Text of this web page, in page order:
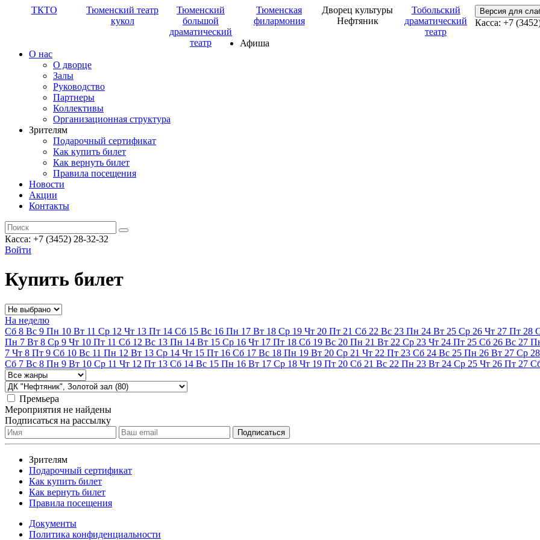
ТКТО
Тюменский театр
кукол
Тюменский
большой
драматический
театр
Тюменская
филармония
Дворец культуры
Нефтяник
Тобольский
драматический
театр
Версия для
Касса: +7
Афиша
О нас
О дворце
Залы
Руководство
Партнеры
Коллективы
Организационная структура
Зрителям
Подарочный сертификат
Как купить билет
Как вернуть билет
Правила посещения
Новости
Акции
Контакты
Касса: +7 (3452) 28-32-32
Войти
Купить билет
На неделю
Сб 8 Вс 9 Пн 10 Вт 11 Ср 12 Чт 13 Пт 14 Сб 15 Вс 16 Пн 17 Вт 18 Ср 19 Чт 20 Пт 21 Сб 22 Вс 23 Пн 24 Вт 25 Ср 26 Чт 27 Пт 28
Пн 7 Вт 8 Ср 9 Чт 10 Пт 11 Сб 12 Вс 13 Пн 14 Вт 15 Ср 16 Чт 17 Пт 18 Сб 19 Вс 20 Пн 21 Вт 22 Ср 23 Чт 24 Пт 25 Сб 26 Вс 27
7 Чт 8 Пт 9 Сб 10 Вс 11 Пн 12 Вт 13 Ср 14 Чт 15 Пт 16 Сб 17 Вс 18 Пн 19 Вт 20 Ср 21 Чт 22 Пт 23 Сб 24 Вс 25 Пн 26 Вт 27 Ср 28
Сб 7 Вс 8 Пн 9 Вт 10 Ср 11 Чт 12 Пт 13 Сб 14 Вс 15 Пн 16 Вт 17 Ср 18 Чт 19 Пт 20 Сб 21 Вс 22 Пн 23 Вт 24 Ср 25 Чт 26 Пт 27
Премьера
Мероприятия не найдены
Подписаться на рассылку
Зрителям
Подарочный сертификат
Как купить билет
Как вернуть билет
Правила посещения
Документы
Политика конфиденциальности